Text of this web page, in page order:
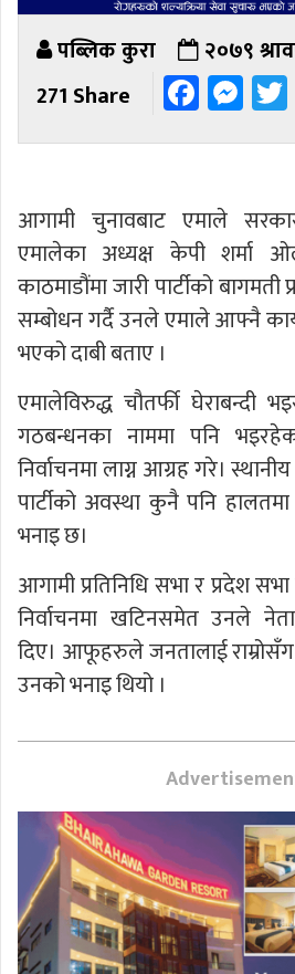
पब्लिक कुरा
२०७९
271 Share
आगामी चुनावबाट एमाले
एमालेका अध्यक्ष केपी शर्मा
काठमाडौंमा जारी पार्टीको
सम्बोधन गर्दै उनले एमाले आफ्नै
भएको दाबी बताए ।
एमालेविरुद्ध चौतर्फी घेराबन्दी
गठबन्धनका नाममा पनि
निर्वाचनमा लाग्न आग्रह गरे।
पार्टीको अवस्था कुनै पनि
भनाइ छ।
आगामी प्रतिनिधि सभा र प्रदेश सभा
निर्वाचनमा खटिनसमेत उनले नेता/
दिए। आफूहरुले जनतालाई
उनको भनाइ थियो ।